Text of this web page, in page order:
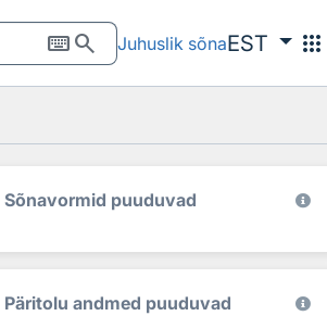
keyboardsearch Juhuslik sõnaEST apps
Sõnavormid puuduvad
Päritolu andmed puuduvad